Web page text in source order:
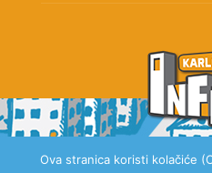
Ova stranica koristi kolačiće